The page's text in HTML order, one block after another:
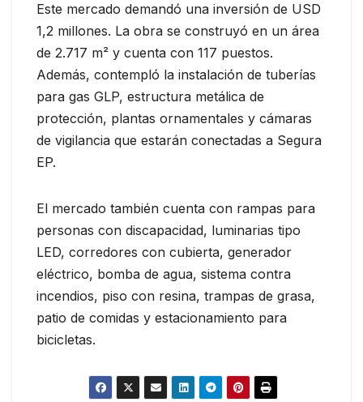
Este mercado demandó una inversión de USD
1,2 millones. La obra se construyó en un área
de 2.717 m² y cuenta con 117 puestos.
Además, contempló la instalación de tuberías
para gas GLP, estructura metálica de
protección, plantas ornamentales y cámaras
de vigilancia que estarán conectadas a Segura
EP.
El mercado también cuenta con rampas para
personas con discapacidad, luminarias tipo
LED, corredores con cubierta, generador
eléctrico, bomba de agua, sistema contra
incendios, piso con resina, trampas de grasa,
patio de comidas y estacionamiento para
bicicletas.